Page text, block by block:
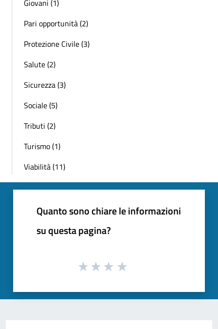
Giovani (1)
Pari opportunità (2)
Protezione Civile (3)
Salute (2)
Sicurezza (3)
Sociale (5)
Tributi (2)
Turismo (1)
Viabilità (11)
Quanto sono chiare le informazioni
su questa pagina?